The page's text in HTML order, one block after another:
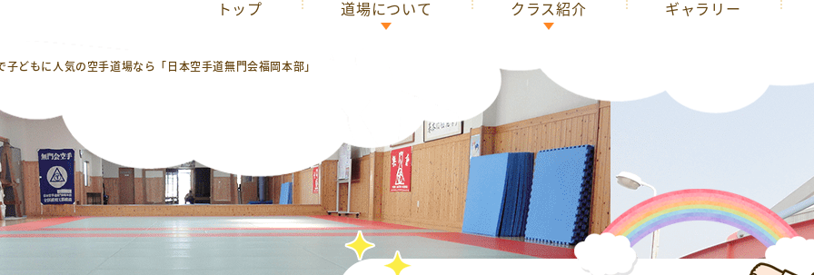
子どもに人気の空手道場なら「日本空手道無門会福岡本部」
トップ 道場について クラス紹介 ギャラリー
トップ 道場について クラス紹介 ギャラリー